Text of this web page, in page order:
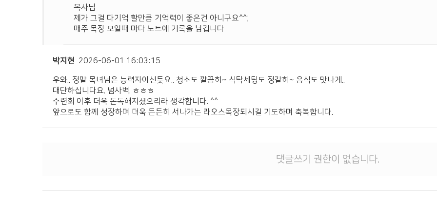
목사님
제가 그걸 다기억 할만큼 기억력이 좋은건 아니구요^^;
매주 목장 모일때 마다 노트에 기록을 남깁니다
박지현 2026-06-01 16:03:15
우와.. 정말 목녀님은 능력자이신듯요.. 청소도 깔끔히~ 식탁세팅도 정갈히~ 음식도 맛나게..
대단하십니다요. 넘사벽. ㅎㅎㅎ
수련회 이후 더욱 돈독해지셨으리라 생각합니다. ^^
앞으로도 함께 성장하며 더욱 든든히 서나가는 라오스목장되시길 기도하며 축복합니다.
댓글쓰기 권한이 없습니다.